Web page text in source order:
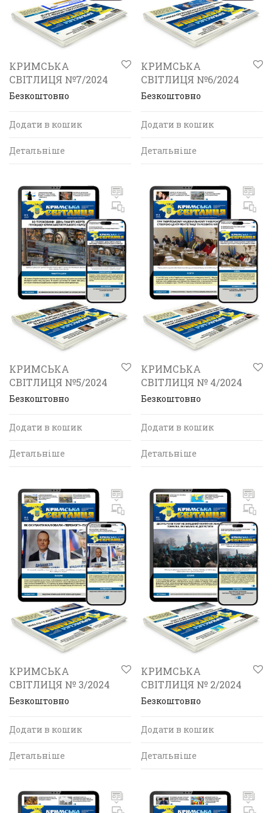
КРИМСЬКА
СВІТЛИЦЯ №7/2024
Безкоштовно
Додати в кошик
Детальніше
КРИМСЬКА
СВІТЛИЦЯ №6/2024
Безкоштовно
Додати в кошик
Детальніше
КРИМСЬКА
СВІТЛИЦЯ №5/2024
Безкоштовно
Додати в кошик
Детальніше
КРИМСЬКА
СВІТЛИЦЯ № 4/2024
Безкоштовно
Додати в кошик
Детальніше
КРИМСЬКА
СВІТЛИЦЯ № 3/2024
Безкоштовно
Додати в кошик
Детальніше
КРИМСЬКА
СВІТЛИЦЯ № 2/2024
Безкоштовно
Додати в кошик
Детальніше